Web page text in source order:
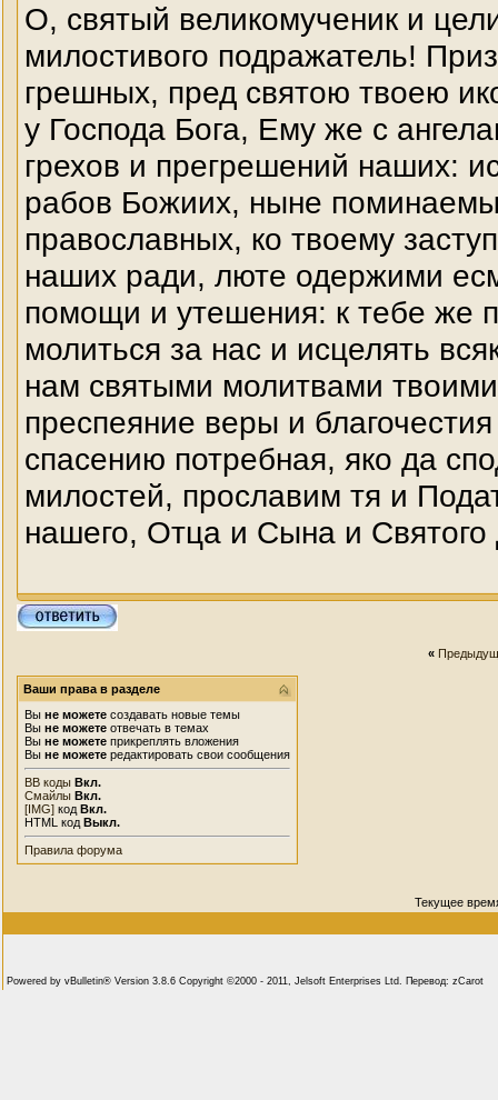
О, святый великомученик и
милостивого подражатель!
грешных, пред святою твоею
у Господа Бога, Ему же с
грехов и прегрешений наших:
рабов Божиих, ныне
православных, ко твоему
наших ради, люте одержими
помощи и утешения: к тебе же
молиться за нас и исцелять
нам святыми молитвами
преспеяние веры и
спасению потребная, яко да
милостей, прославим тя и
нашего, Отца и Сына и
«
Ваши права в разделе
Вы не можете создавать новые темы
Вы не можете отвечать в темах
Вы не можете прикреплять вложения
Вы не можете редактировать свои сообщения
BB коды Вкл.
Смайлы Вкл.
[IMG] код Вкл.
HTML код Выкл.
Правила форума
Текущее
Powered by vBulletin® Version 3.8.6 Copyright ©2000 - 2011, Jelsoft Enterprises Ltd. Перевод: zCarot